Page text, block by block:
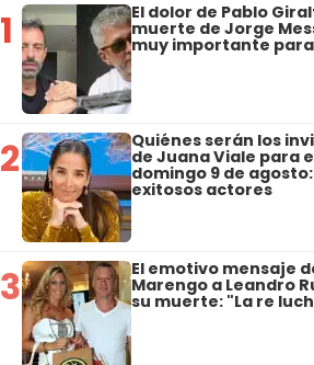
1 El dolor de Pablo
muerte de Jorge
muy importante
2 Quiénes serán los
de Juana Viale para
domingo 9 de agosto:
exitosos actores
3 El emotivo mensaje
Marengo a Leandro
su muerte: "La re